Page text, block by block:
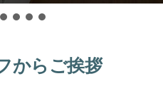
からご挨拶